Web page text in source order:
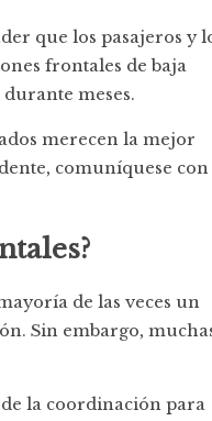
que los pasajeros y
frontales de baja
meses.
merecen la mejor
comuníquese con
de las veces un
Sin embargo,
la coordinación para